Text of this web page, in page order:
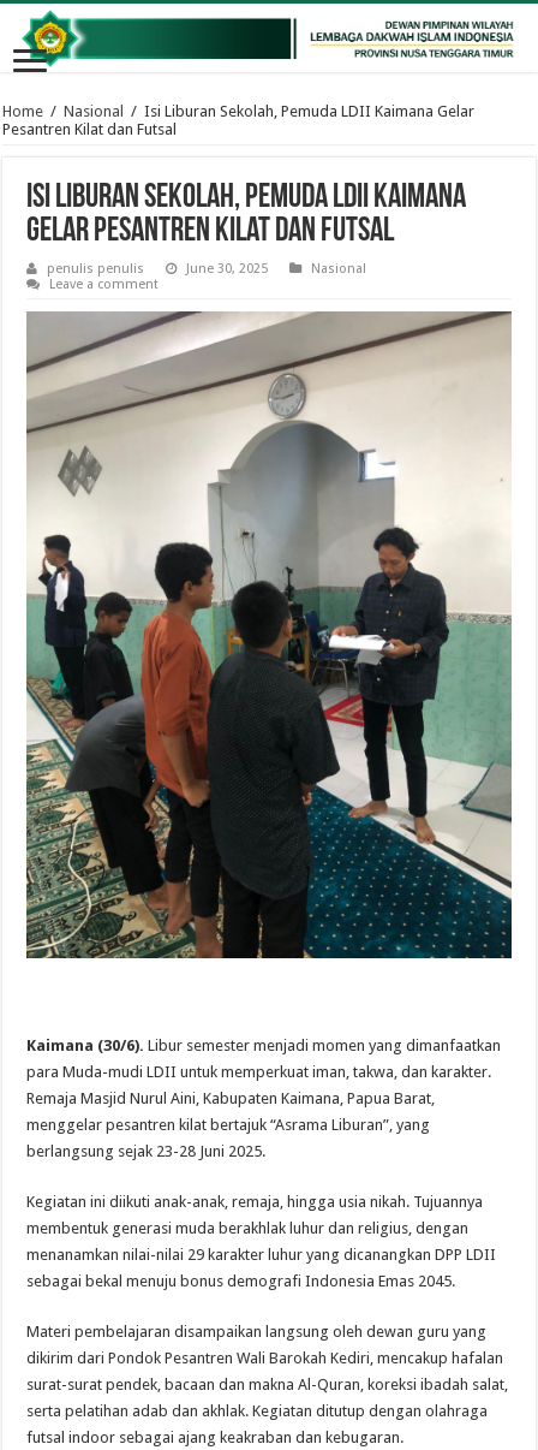
Home / Nasional / Isi Liburan Sekolah, Pemuda LDII Kaimana Gelar
Pesantren Kilat dan Futsal
Isi Liburan Sekolah, Pemuda LDII Kaimana
Gelar Pesantren Kilat dan Futsal
penulis penulis June 30, 2025
Nasional
Leave a comment
Kaimana (30/6). Libur semester menjadi momen yang dimanfaatkan
para Muda-mudi LDII untuk memperkuat iman, takwa, dan karakter.
Remaja Masjid Nurul Aini, Kabupaten Kaimana, Papua Barat,
menggelar pesantren kilat bertajuk “Asrama Liburan”, yang
berlangsung sejak 23-28 Juni 2025.
Kegiatan ini diikuti anak-anak, remaja, hingga usia nikah. Tujuannya
membentuk generasi muda berakhlak luhur dan religius, dengan
menanamkan nilai-nilai 29 karakter luhur yang dicanangkan DPP LDII
sebagai bekal menuju bonus demografi Indonesia Emas 2045.
Materi pembelajaran disampaikan langsung oleh dewan guru yang
dikirim dari Pondok Pesantren Wali Barokah Kediri, mencakup hafalan
surat-surat pendek, bacaan dan makna Al-Quran, koreksi ibadah salat,
serta pelatihan adab dan akhlak. Kegiatan ditutup dengan olahraga
futsal indoor sebagai ajang keakraban dan kebugaran.